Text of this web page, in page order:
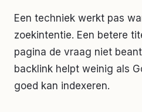
Een techniek werkt pas
zoekintentie. Een betere
pagina de vraag niet
backlink helpt weinig als
goed kan indexeren.